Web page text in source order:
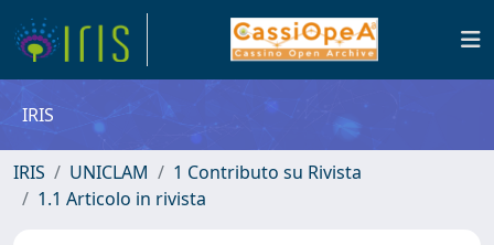
IRIS
IRIS UNICLAM
1 Contributo su Rivista
1.1 Articolo in rivista